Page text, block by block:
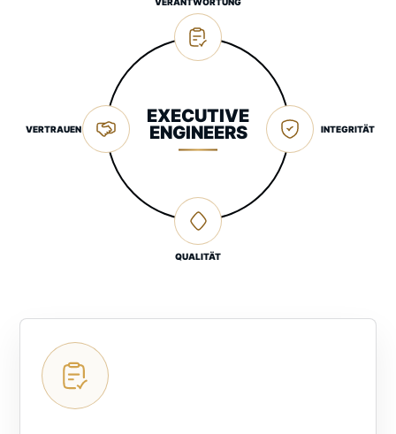
EXECUTIVE
ENGINEERS INTEGRITÄT
QUALITÄT
VERTRAUEN